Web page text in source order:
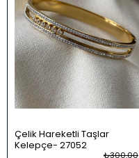
Çelik Hareketli Taşlar
Kelepçe 27052
₺300,00